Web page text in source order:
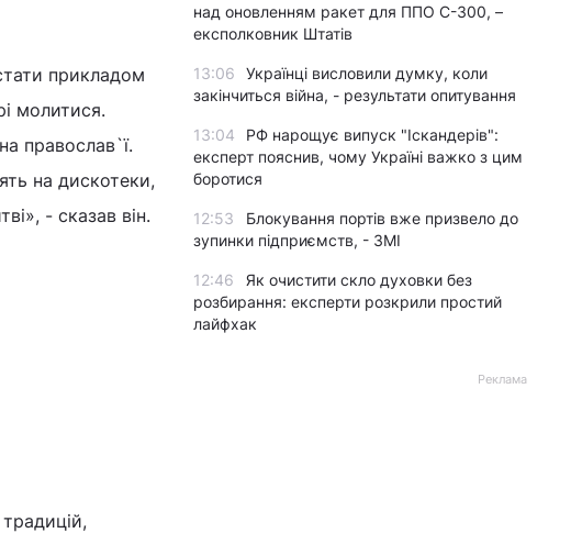
прикладом
молитися.
православ`ї.
на дискотеки,
- сказав він.
над оновленням ракет для ППО С-300, –
експолковник Штатів
13:06
Українці висловили думку, коли
закінчиться війна, - результати опитування
13:04
РФ нарощує випуск "Іскандерів":
експерт пояснив, чому Україні важко з цим
боротися
12:53
Блокування портів вже призвело до
зупинки підприємств, - ЗМІ
12:46
Як очистити скло духовки без
розбирання: експерти розкрили простий
лайфхак
Реклама